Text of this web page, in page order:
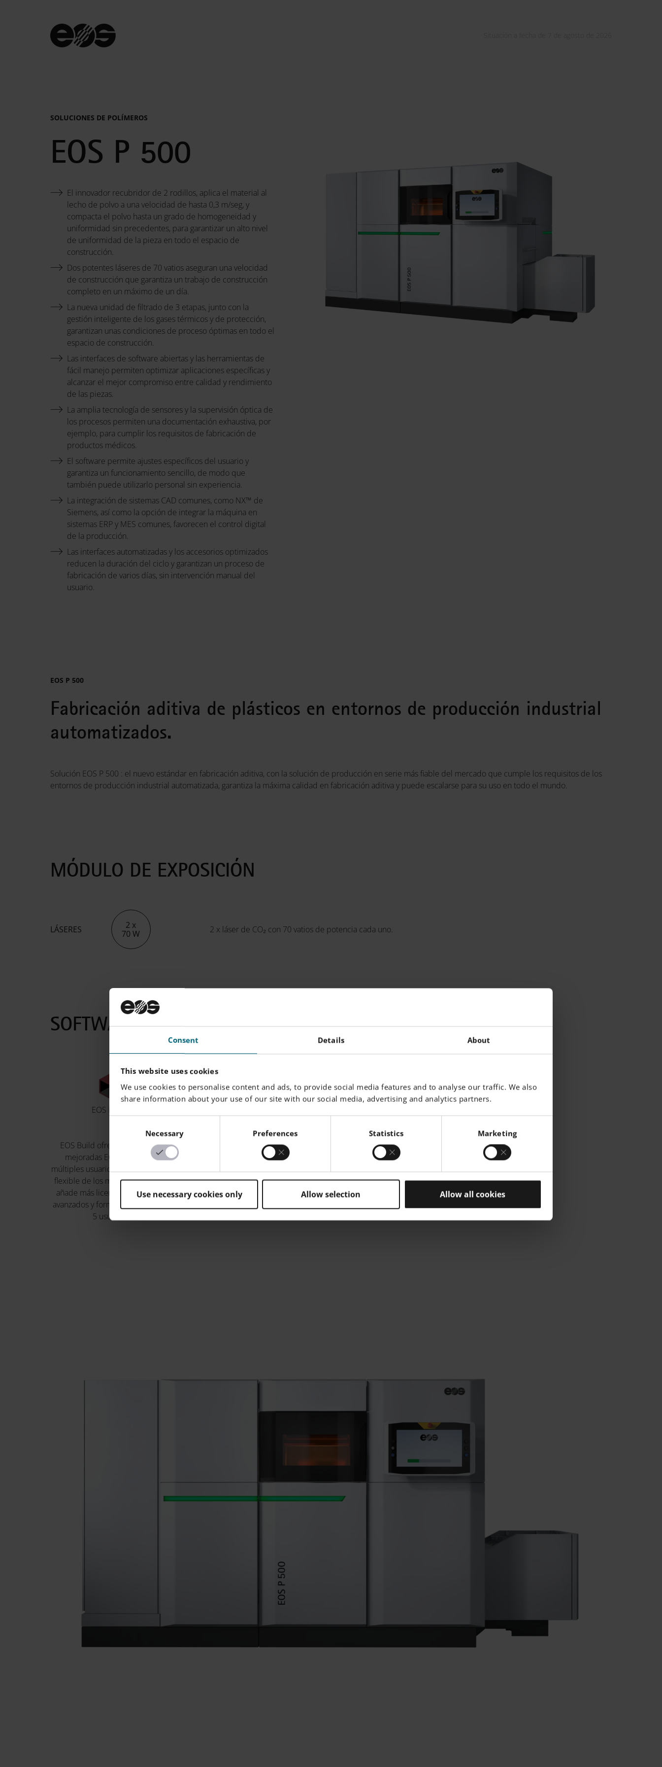
Consent Details About
This website uses cookies
We use cookies to personalise content and ads, to provide social media features and to analyse our traffic. We also
share information about your use of our site with our social media, advertising and analytics partners.
Necessary Preferences Statistics Marketing
Use necessary cookies only Allow selection Allow all cookies
SOLUCIONES DE POLÍMEROS
Ficha
técnica
del
sistema:
EOS P 500
El innovador recubridor de 2 rodillos, aplica el material al
lecho de polvo a una velocidad de hasta 0,3 m/seg, y
compacta el polvo hasta un grado de homogeneidad y
uniformidad sin precedentes, para garantizar un alto nivel
de uniformidad de la pieza en todo el espacio de
construcción.
Dos potentes láseres de 70 vatios aseguran una velocidad
de construcción que garantiza un trabajo de construcción
completo en un máximo de un día.
La nueva unidad de filtrado de 3 etapas, junto con la
gestión inteligente de los gases térmicos y de protección,
garantizan unas condiciones de proceso óptimas en todo el
espacio de construcción.
Las interfaces de software abiertas y las herramientas de
fácil manejo permiten optimizar aplicaciones específicas y
alcanzar el mejor compromiso entre calidad y rendimiento
de las piezas.
La amplia tecnología de sensores y la supervisión óptica de
los procesos permiten una documentación exhaustiva, por
ejemplo, para cumplir los requisitos de fabricación de
productos médicos.
El software permite ajustes específicos del usuario y
garantiza un funcionamiento sencillo, de modo que
también puede utilizarlo personal sin experiencia.
La integración de sistemas CAD comunes, como NX™ de
Siemens, así como la opción de integrar la máquina en
sistemas ERP y MES comunes, favorecen el control digital
de la producción.
Las interfaces automatizadas y los accesorios optimizados
reducen la duración del ciclo y garantizan un proceso de
fabricación de varios días, sin intervención manual del
usuario.
EOS P 500
Fabricación aditiva de plásticos en entornos de producción industrial
automatizados.
Solución EOS P 500 : el nuevo estándar en fabricación aditiva, con la solución de producción en serie más fiable del mercado que cumple los requisitos de los
entornos de producción industrial automatizada, garantiza la máxima calidad en fabricación aditiva y puede escalarse para su uso en todo el mundo.
MÓDULO DE EXPOSICIÓN
LÁSERES
2 x
70 W
2 x láser de CO₂ con 70 vatios de potencia cada uno.
SOFTWARE
EOS BUILD
EOS Build ofrecen EOSPRINT
mejoradas EOSPRINT para
múltiples usuarios con una gestión
flexible de los materiales; Build+
añade más licencias, materiales
avanzados y formación para hasta
5 usuarios.
EOS System Suite optimiza la
producción agilizando los
procesos, integrándose con los
sistemas MES e informáticos del
taller y generando informes de